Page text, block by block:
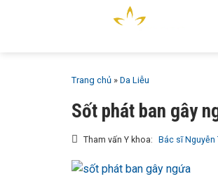
Trang chủ » Da Liễu
Sốt phát ban gây
Tham vấn Y khoa: Bác sĩ Nguyễn